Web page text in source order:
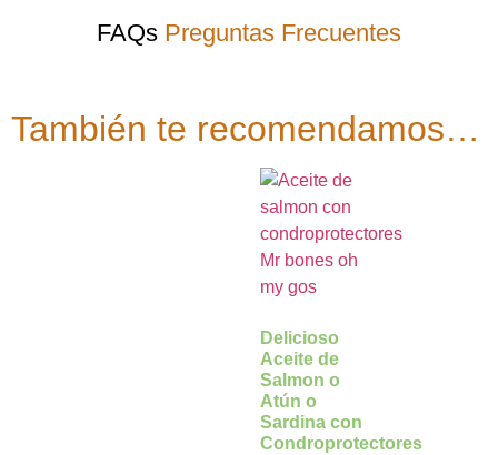
FAQs Preguntas Frecuentes
También te recomendamos…
Delicioso
Aceite de
Salmon o
Atún o
Sardina con
Condroprotectores